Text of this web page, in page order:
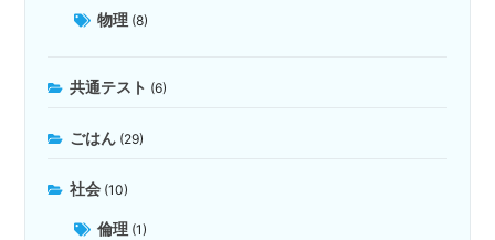
物理 (8)
共通テスト (6)
ごはん (29)
社会 (10)
倫理 (1)